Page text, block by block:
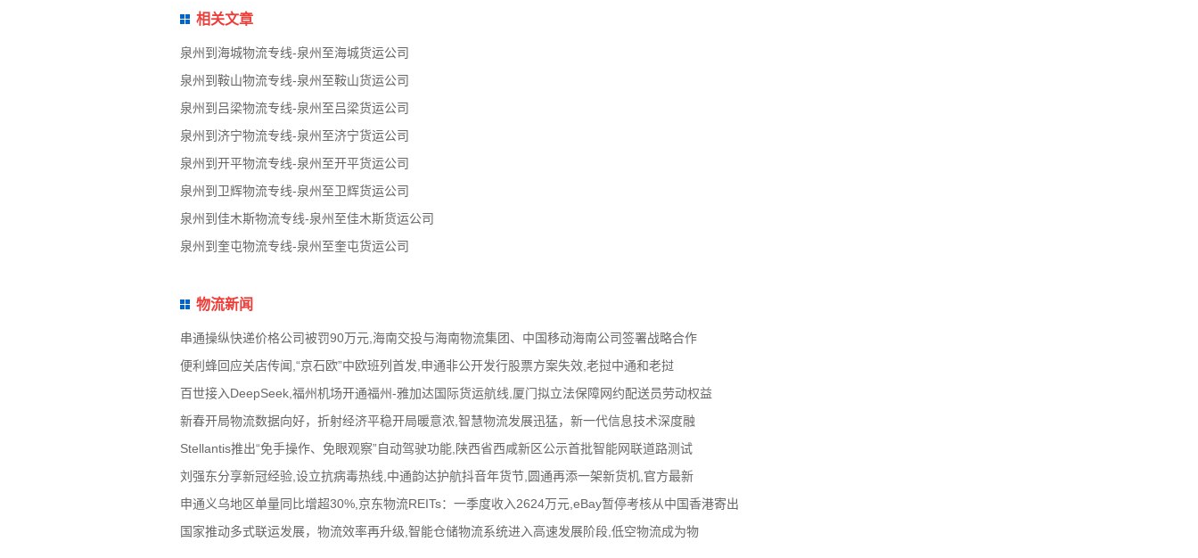
相关文章
泉州到海城物流专线-泉州至海城货运公司
泉州到鞍山物流专线-泉州至鞍山货运公司
泉州到吕梁物流专线-泉州至吕梁货运公司
泉州到济宁物流专线-泉州至济宁货运公司
泉州到开平物流专线-泉州至开平货运公司
泉州到卫辉物流专线-泉州至卫辉货运公司
泉州到佳木斯物流专线-泉州至佳木斯货运公司
泉州到奎屯物流专线-泉州至奎屯货运公司
物流新闻
串通操纵快递价格公司被罚90万元,海南交投与海南物流集团、中国移动海南公司签署战略合作
便利蜂回应关店传闻,“京石欧”中欧班列首发,申通非公开发行股票方案失效,老挝中通和老挝
百世接入DeepSeek,福州机场开通福州-雅加达国际货运航线,厦门拟立法保障网约配送员劳动权益
新春开局物流数据向好，折射经济平稳开局暖意浓,智慧物流发展迅猛，新一代信息技术深度融
Stellantis推出“免手操作、免眼观察”自动驾驶功能,陕西省西咸新区公示首批智能网联道路测试
刘强东分享新冠经验,设立抗病毒热线,中通韵达护航抖音年货节,圆通再添一架新货机,官方最新
申通义乌地区单量同比增超30%,京东物流REITs：一季度收入2624万元,eBay暂停考核从中国香港寄出
国家推动多式联运发展，物流效率再升级,智能仓储物流系统进入高速发展阶段,低空物流成为物